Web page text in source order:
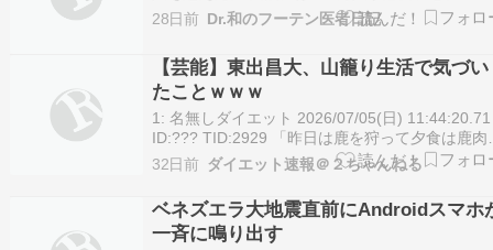
28日前 Dr.和のフーテン医者日記
【芸能】東出昌大、山籠り生活で気づい
たことｗｗｗ
1: 名無しダイエット 2026/07/05(日) 11:44:20.71
ID:??? TID:2929 「昨日は鹿を狩って夕食は鹿肉
ハンバーグにしていただきました。今日は後輩の
魚釣りを見守って、もし何か釣れたら焼いて一緒
に食べようかと思っています。いまは一日2食で
りくり…
32日前 ダイエット速報＠２ちゃんねる
ベネズエラ大地震直前にAndroidスマホ
一斉に鳴り出す